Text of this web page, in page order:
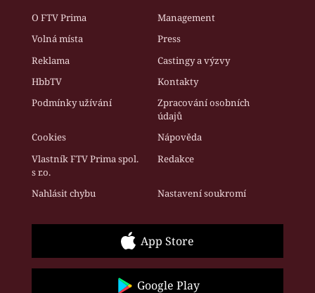
O FTV Prima
Management
Volná místa
Press
Reklama
Castingy a výzvy
HbbTV
Kontakty
Podmínky užívání
Zpracování osobních
údajů
Cookies
Nápověda
Vlastník FTV Prima spol.
s r.o.
Redakce
Nahlásit chybu Nastavení soukromí
App Store
Google Play